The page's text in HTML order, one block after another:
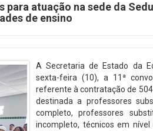
atuação na sede da
de ensino
A Secretaria de Estado da
sexta-feira (10), a 11ª
referente à contratação de
destinada a professores
completo, professores
incompleto, técnicos em